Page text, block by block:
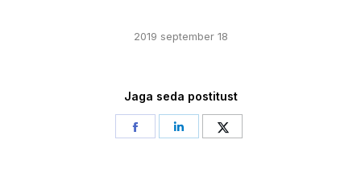
2019 september 18
Jaga seda postitust
Share
Share